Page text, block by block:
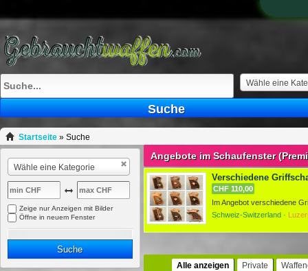
Wähle eine
Suche
Startseite» Suche
Angebote im Schaufenster
Verschiedene
CHF 110,00
Schweiz-Switzerland ·
Alle anzeigen Private
Wähle eine Kategorie
Zeige nur Anzeigen mit Bilder
Öffne in neuem Fenster
Suche